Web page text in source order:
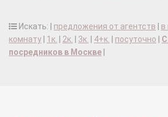
Искать: | предложения от агентств в
комнату
1к. 2к. 3к. 4+к. посуточно
посредников в Москве